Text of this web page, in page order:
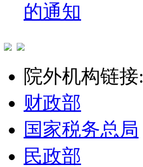
的通知
院外机构链接:
财政部
国家税务总局
民政部